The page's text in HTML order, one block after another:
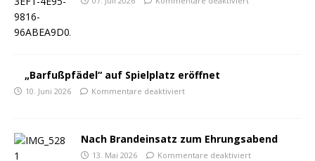
„Barfußpfädel“ auf Spielplatz eröffnet
10. Juni 2026 Kommentare deaktiviert
Nach Brandeinsatz zum Ehrungsabend
13. Mai 2026 Kommentare deaktiviert